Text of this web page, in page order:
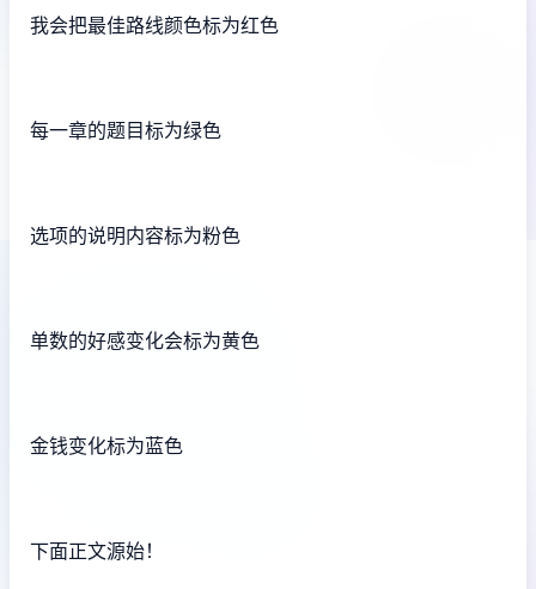
我会把最佳路线颜色标为红色
每一章的题目标为绿色
选项的说明内容标为粉色
单数的好感变化会标为黄色
金钱变化标为蓝色
下面正文源始！